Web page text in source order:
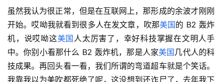
虽然我认为很正常，但是在互联网上，那形成的余波才刚刚
开始。哎呦我就看到很多人在发文章，吹那美国的 B2 轰炸
机，说哎呦这美国 人太厉害了，幸好科技掌握在文明人手
中。你别小看那什么 B2 轰炸机，那是人家美国几代人的科
技成果。再回头看一看，我们所谓的弯道超车就是个笑话。
我靠我以为美吹都死绝了呢，这没想到还诈尸了，去年我下